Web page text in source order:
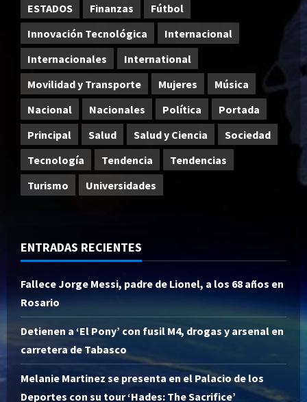
ESTADOS
Finanzas
Fútbol
Innovación Tecnológica
Internacional
Internacionales
International
Movilidad y Transporte
Mujeres
Música
Nacional
Nacionales Política
Portada
Principal
Salud Salud y Ciencia
Sociedad
Tecnología
Tendencia
Tendencias
Turismo
Universidades
ENTRADAS RECIENTES
Fallece Jorge Messi, padre de Lionel, a los 68 años en
Rosario
Detienen a ‘El Pony’ con fusil M4, drogas y arsenal en
carretera de Tabasco
Melanie Martinez se presenta en el Palacio de los
Deportes con su tour ‘Hades: The Sacrifice’